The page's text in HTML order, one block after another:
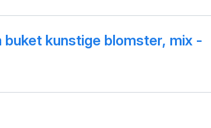
buket kunstige blomster, mix -